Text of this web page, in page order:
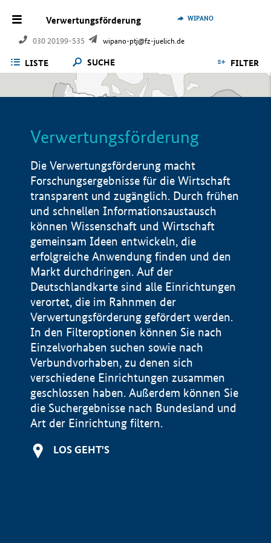
Verwertungsförderung
030 20199-535 wipano-ptj@fz-juelich.de
WIPANO
LISTE SUCHE FILTER
Verwertungsförderung
Die Verwertungsförderung macht
Forschungsergebnisse für die Wirtschaft
transparent und zugänglich. Durch frühen
und schnellen Informationsaustausch
können Wissenschaft und Wirtschaft
gemeinsam Ideen entwickeln, die
erfolgreiche Anwendung finden und den
Markt durchdringen. Auf der
Deutschlandkarte sind alle Einrichtungen
verortet, die im Rahnmen der
Verwertungsförderung gefördert werden.
In den Filteroptionen können Sie nach
Einzelvorhaben suchen sowie nach
Verbundvorhaben, zu denen sich
verschiedene Einrichtungen zusammen
geschlossen haben. Außerdem können Sie
die Suchergebnisse nach Bundesland und
Art der Einrichtung filtern.
LOS GEHT'S